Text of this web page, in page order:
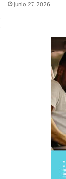
junio 27, 2026